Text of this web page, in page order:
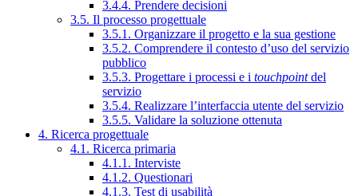
3.4.4. Prendere decisioni
3.5. Il processo progettuale
3.5.1. Organizzare il progetto e la sua gestione
3.5.2. Comprendere il contesto d’uso del servizio
pubblico
3.5.3. Progettare i processi e i touchpointdel
servizio
3.5.4. Realizzare l’interfaccia utente del servizio
3.5.5. Validare la soluzione ottenuta
4. Ricerca progettuale
4.1. Ricerca primaria
4.1.1. Interviste
4.1.2. Questionari
4.1.3. Test di usabilità